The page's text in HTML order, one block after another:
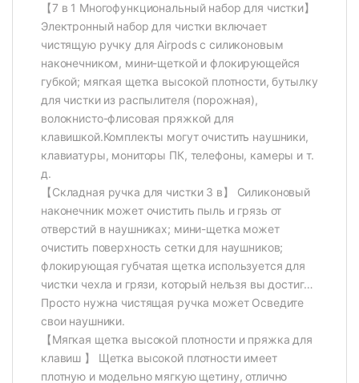
【7 в 1 Многофункциональный набор для чистки】
Электронный набор для чистки включает
чистящую ручку для Airpods с силиконовым
наконечником, мини-щеткой и флокирующейся
губкой; мягкая щетка высокой плотности, бутылку
для чистки из распылителя (порожная),
волокнисто-флисовая пряжкой для
клавишкой.Комплекты могут очистить наушники,
клавиатуры, мониторы ПК, телефоны, камеры и т.
д.
【Складная ручка для чистки 3 в】 Силиконовый
наконечник может очистить пыль и грязь от
отверстий в наушниках; мини-щетка может
очистить поверхность сетки для наушников;
флокирующая губчатая щетка используется для
чистки чехла и грязи, который нельзя вы достиг…
Просто нужна чистящая ручка может Осведите
свои наушники.
【Мягкая щетка высокой плотности и пряжка для
клавиш 】 Щетка высокой плотности имеет
плотную и модельно мягкую щетину, отлично